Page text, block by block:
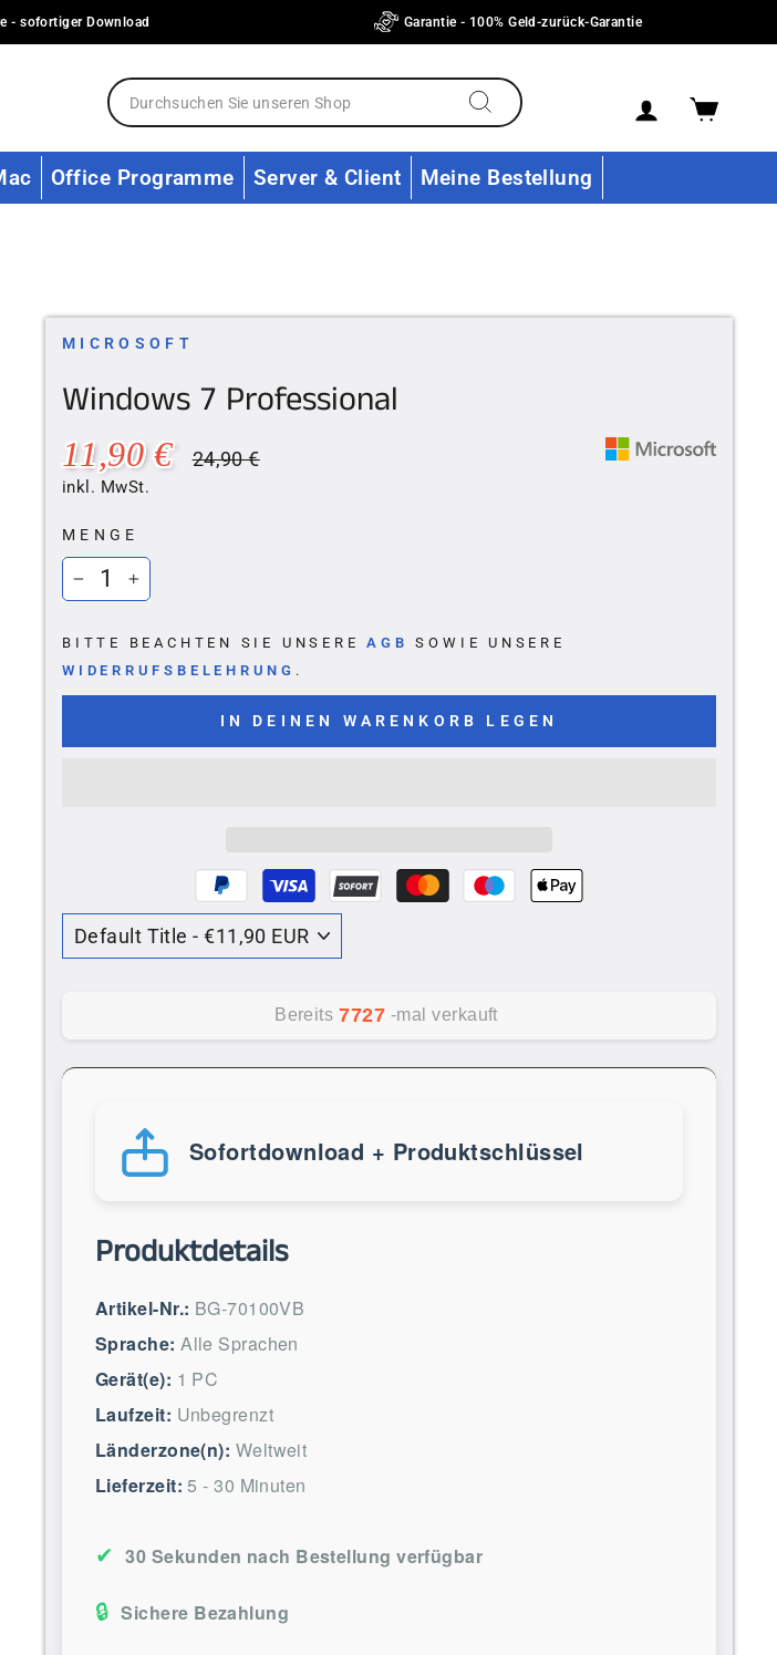
- sofortiger Download Garantie - 100% Geld-zurück-Garantie
Suchen
Einloggen
Office Programme Server & Client Meine Bestellung
MICROSOFT
Windows 7 Professional
11,90 €
Preis
24,90 €
inkl. MwSt.
MENGE
BITTE BEACHTEN SIE UNSEREAGB
SOWIE UNSERE
WIDERRUFSBELEHRUNG .
IN DEINEN WARENKORB LEGEN
Bereits 7727 -mal verkauft
Sofortdownload + Produktschlüssel
Produktdetails
Artikel-Nr.: BG-70100VB
Sprache: Alle Sprachen
Gerät(e): 1 PC
Laufzeit: Unbegrenzt
Länderzone(n): Weltweit
Lieferzeit: 5 - 30 Minuten
✔ 30 Sekunden nach Bestellung verfügbar
🔒 Sichere Bezahlung